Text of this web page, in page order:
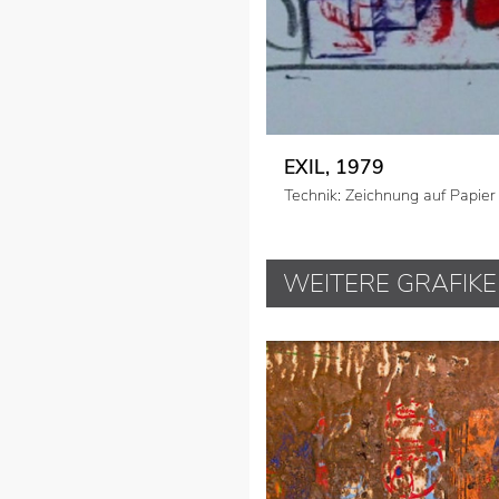
EXIL, 1979
Technik: Zeichnung auf Papier
WEITERE